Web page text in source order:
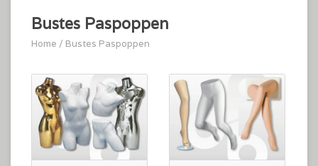
Bustes Paspoppen
Home / Bustes Paspoppen